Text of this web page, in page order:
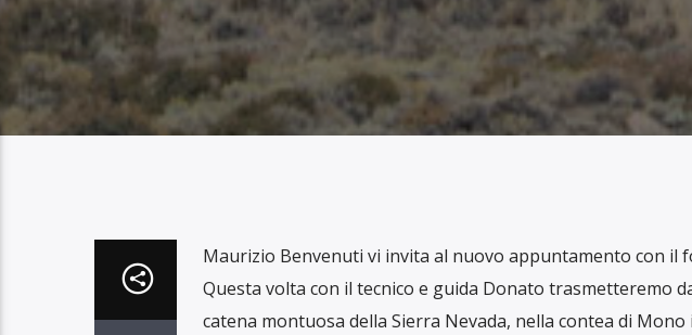
Maurizio Benvenuti vi invita al nuovo appuntamento con il
Questa volta con il tecnico e guida Donato trasmetteremo
catena montuosa della Sierra Nevada, nella contea di